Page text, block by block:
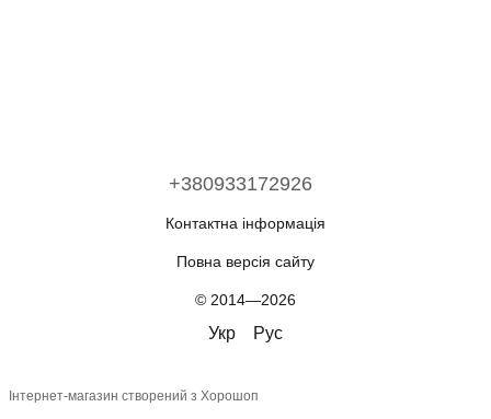
+380933172926
Контактна інформація
Повна версія сайту
© 2014—2026
Укр Рус
Інтернет-магазин створений з Хорошоп